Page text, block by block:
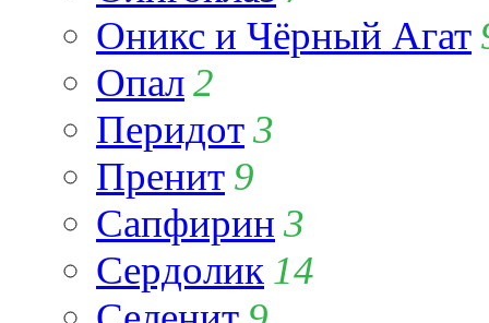
Оникс и Чёрный Агат
Опал2
Перидот3
Пренит 9
Сапфирин 3
Сердолик 14